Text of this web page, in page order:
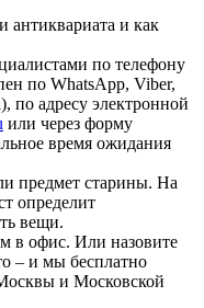
антиквариата и как
по телефону
по WhatsApp, Viber,
по адресу электронной
или через форму
время ожидания
предмет старины. На
определит
вещи.
в офис. Или назовите
– и мы бесплатно
и Московской